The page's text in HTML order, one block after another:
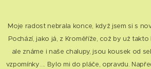
Moje radost nebrala konce, když jsem si s
Pochází, jako já, z Kroměříže, což by už
ale známe i naše chalupy, jsou kousek od
vzpomínky…. Bylo mi do pláče, opravdu.